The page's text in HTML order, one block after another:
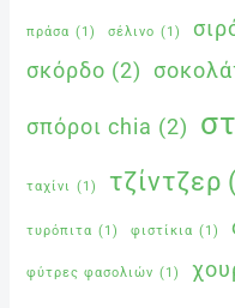
πράσα (1) σέλινο (1)
σκόρδο (2)
σπόροι chia (2)
ταχίνι (1) τζίντζερ
τυρόπιτα (1) φιστίκια (1)
φύτρες φασολιών (1)